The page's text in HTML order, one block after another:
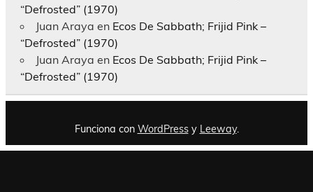
“Defrosted” (1970)
Juan Araya en Ecos De Sabbath; Frijid Pink –
“Defrosted” (1970)
Juan Araya en Ecos De Sabbath; Frijid Pink –
“Defrosted” (1970)
Funciona con WordPressy Leeway.